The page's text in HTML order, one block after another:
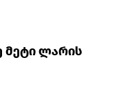
მეტი ლარის